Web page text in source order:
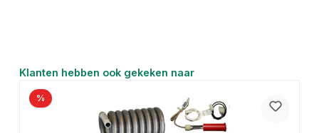
Productgalerij overslaan
Klanten hebben ook gekeken naar
%